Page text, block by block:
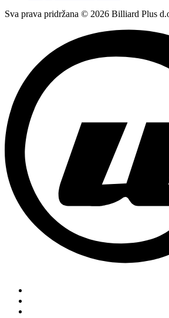
Sva prava pridržana © 2026 Billiard Plus